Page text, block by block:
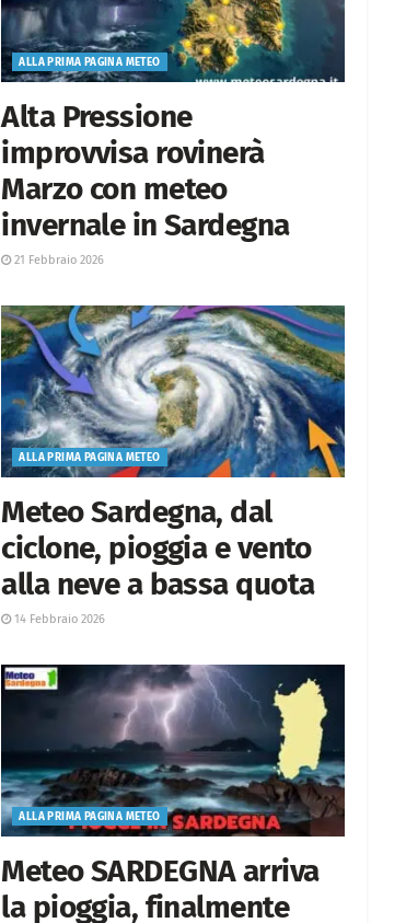
ALLA PRIMA PAGINA METEO
Alta Pressione
improvvisa rovinerà
Marzo con meteo
invernale in Sardegna
21 Febbraio 2026
ALLA PRIMA PAGINA METEO
Meteo Sardegna, dal
ciclone, pioggia e vento
alla neve a bassa quota
14 Febbraio 2026
ALLA PRIMA PAGINA METEO
Meteo SARDEGNA arriva
la pioggia, finalmente